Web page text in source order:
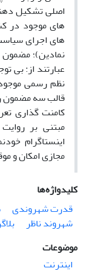
اصلی تشکیل
های موجود در
نمادین)؛
عبارتند از: بی
قالب سه مضمون
کامنت گذاری
مبتنی بر
اینستاگرام
مجازی امکان و
کلیدواژه‌ها
قدرت شهروندی
شهروند ناظر
موضوعات
اینترنت